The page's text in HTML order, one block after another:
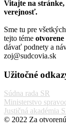
Vitajte na
verejnosť.
Sme tu pre
tejto téme
dávať podnety a
zoj@sudcovia.sk
Užitočné
Súdna rada SR
Ministerstvo
Justičná akadémia
© 2022 Za